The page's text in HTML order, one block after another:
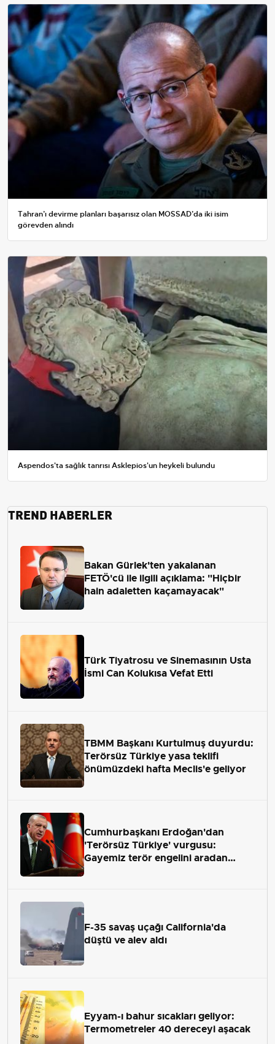
Tahran’ı devirme planları başarısız olan MOSSAD’da iki isim
görevden alındı
Aspendos'ta sağlık tanrısı Asklepios'un heykeli bulundu
TREND HABERLER
Bakan Gürlek'ten yakalanan
FETÖ'cü ile ilgili açıklama: "Hiçbir
hain adaletten kaçamayacak"
Türk Tiyatrosu ve Sinemasının Usta
İsmi Can Kolukısa Vefat Etti
TBMM Başkanı Kurtulmuş duyurdu:
Terörsüz Türkiye yasa teklifi
önümüzdeki hafta Meclis'e geliyor
Cumhurbaşkanı Erdoğan'dan
'Terörsüz Türkiye' vurgusu:
Gayemiz terör engelini aradan
F-35 savaş uçağı California'da
düştü ve alev aldı
Eyyam-ı bahur sıcakları geliyor:
Termometreler 40 dereceyi aşacak